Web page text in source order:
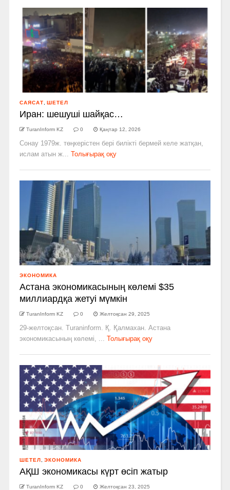
САЯСАТ ШЕТЕЛ
Иран: шешуші шайқас…
TuranInform KZ 0 Қаңтар 12, 2026
Сонау 1979ж. төңкерістен бері билікті бермей келе жатқан,
ислам атын ж...
Толығырақ оқу
ЭКОНОМИКА
Астана экономикасының көлемі $35
миллиардқа жетуі мүмкін
TuranInform KZ 0 Желтоқсан 29, 2025
29-желтоқсан. Turaninform. Қ. Қалмахан. Астана
экономикасының көлемі, ...
Толығырақ оқу
ШЕТЕЛ ЭКОНОМИКА
АҚШ экономикасы күрт өсіп жатыр
TuranInform KZ 0 Желтоқсан 23, 2025